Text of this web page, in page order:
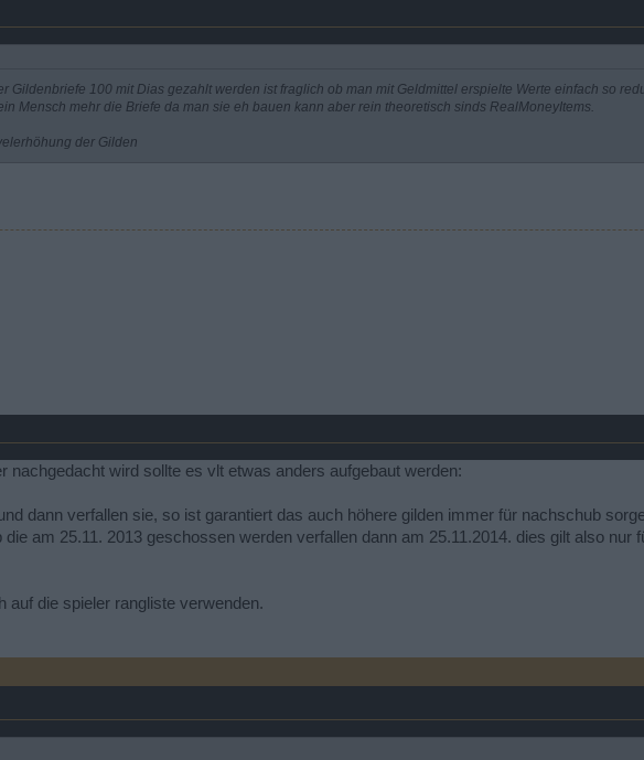
Gildenbriefe 100 mit Dias gezahlt werden ist fraglich ob man mit Geldmittel erspielte Werte einfach so
Mensch mehr die Briefe da man sie eh bauen kann aber rein theoretisch sinds RealMoneyItems.
der Gilden
nachgedacht wird sollte es vlt etwas anders aufgebaut werden:
dann verfallen sie, so ist garantiert das auch höhere gilden immer für nachschub
am 25.11. 2013 geschossen werden verfallen dann am 25.11.2014. dies gilt also nur
die spieler rangliste verwenden.